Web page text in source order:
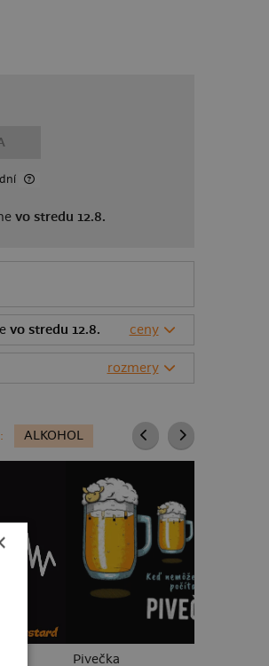
vo stredu 12.8.
vo stredu 12.8. ceny
rozmery
ALKOHOL
Pivečka